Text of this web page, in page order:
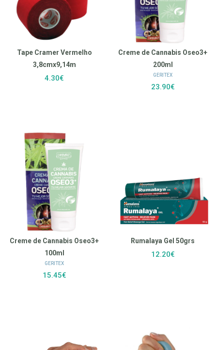
Tape Cramer Vermelho
3,8cmx9,14m
4.30€
Creme de Cannabis Oseo3+
200ml
GERITEX
23.90€
Creme de Cannabis Oseo3+
100ml
GERITEX
15.45€
Rumalaya Gel 50grs
12.20€